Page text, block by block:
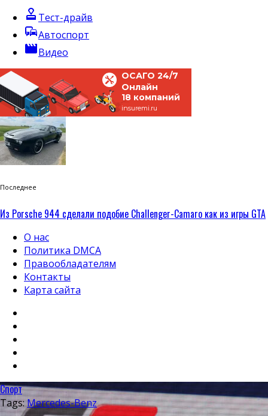
approval Тест-драйв
commuteАвтоспорт
movieВидео
ОСАГО 24/7
Онлайн
18 компаний
insuremi.ru
Последнее
Из Porsche 944 сделали подобие Challenger-Camaro как из игры GTA
О нас
Политика DMCA
Правообладателям
Контакты
Карта сайта
Спорт
Tags:Mercedes-Benz